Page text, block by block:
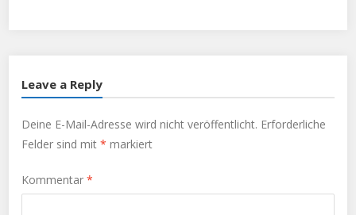
Leave a Reply
Deine E-Mail-Adresse wird nicht veröffentlicht. Erforderliche
Felder sind mit* markiert
Kommentar*